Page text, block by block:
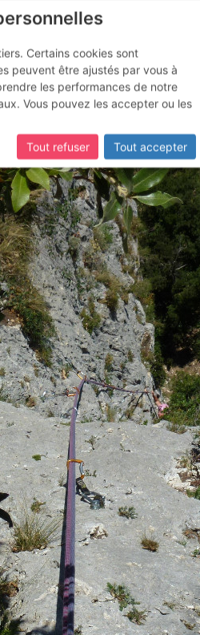
Certains cookies sont
peuvent être ajustés par vous à
les performances de notre
Vous pouvez les accepter ou les
Tout refuser
Tout accepter